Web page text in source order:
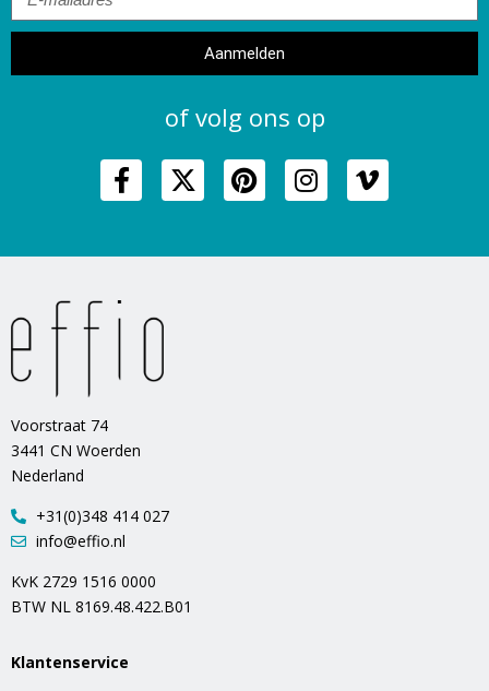
Aanmelden
of volg ons op
Voorstraat 74
3441 CN Woerden
Nederland
+31(0)348 414 027
info@effio.nl
KvK 2729 1516 0000
BTW NL 8169.48.422.B01
Klantenservice